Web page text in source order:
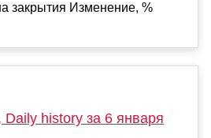
закрытия Изменение, %
history за 6 января